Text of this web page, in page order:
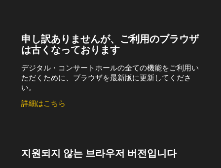
申し訳ありませんが、ご利用のブラウザ
は古くなっております
デジタル・コンサートホールの全ての機能をご利用い
ただくために、ブラウザを最新版に更新してくださ
い。
詳細はこちら
지원되지 않는 브라우저 버전입니다